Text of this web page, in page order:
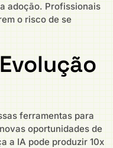
adoção. Profissionais
o risco de se
ferramentas para
oportunidades de
a IA pode produzir 10x